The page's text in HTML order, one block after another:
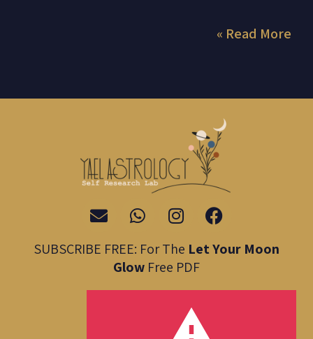
Read More »
F
a
c
e
o
k
I
n
s
t
a
g
a
W
h
a
t
s
a
E
n
v
e
o
SUBSCRIBE FREE: For The Let Your Moon
Glow Free PDF